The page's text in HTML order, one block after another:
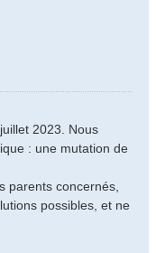
2023. Nous
: une mutation de
parents concernés,
possibles, et ne